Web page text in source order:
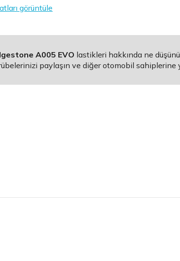
görüntüle
A005 EVO lastikleri hakkında ne
paylaşın ve diğer otomobil sahiplerine